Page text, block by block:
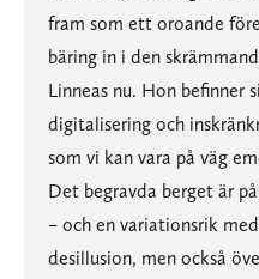
fram som ett oroande
bäring in i den
Linneas nu. Hon befinner
digitalisering och
som vi kan vara på väg
Det begravda berget är
– och en variationsrik
desillusion, men också